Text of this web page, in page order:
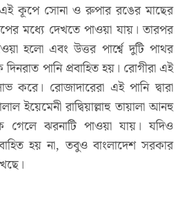
কূপে সোনা ও রুপার রঙের মাছের
মধ্যে দেখতে পাওয়া যায়। তারপর
হলো এবং উত্তর পার্শ্বে দুটি পাথর
পানি প্রবাহিত হয়। রোগীরা এই
রোজাদারেরা এই পানি দ্বারা
ইয়েমেনী রাদ্বিয়াল্লাহু তায়ালা আনহু
গেলে ঝরনাটি পাওয়া যায়। যদিও
হয় না, তবুও বাংলাদেশ সরকার